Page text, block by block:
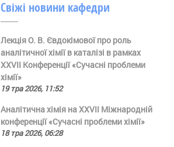
Свіжі новини кафедри
Лекція О. В. Євдокімової про роль
аналітичної хімії в каталізі в рамках
ХХVII Конференції «Сучасні проблеми
хімії»
19 тра 2026, 11:52
Аналітична хімія на ХХVII Міжнародній
конференції «Сучасні проблеми хімії»
18 тра 2026, 06:28